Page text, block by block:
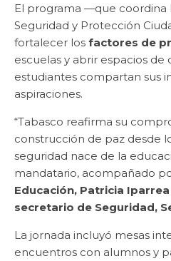
El programa —que coordina
Seguridad y Protección
fortalecer los factores de
escuelas y abrir espacios de
estudiantes compartan sus
aspiraciones.
“Tabasco reafirma su
construcción de paz desde
seguridad nace de la
mandatario, acompañado
Educación, Patricia Iparrea
secretario de Seguridad,
La jornada incluyó mesas
encuentros con alumnos y